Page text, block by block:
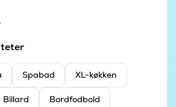
Spabad XL-køkken
Billard Bordfodbold